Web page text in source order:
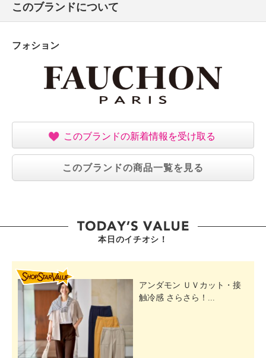
このブランドについて
フォション
このブランドの新着情報を受け取る
このブランドの商品一覧を見る
本日のイチオシ！
アンダモン ＵＶカット・接
触冷感 さらさら！...